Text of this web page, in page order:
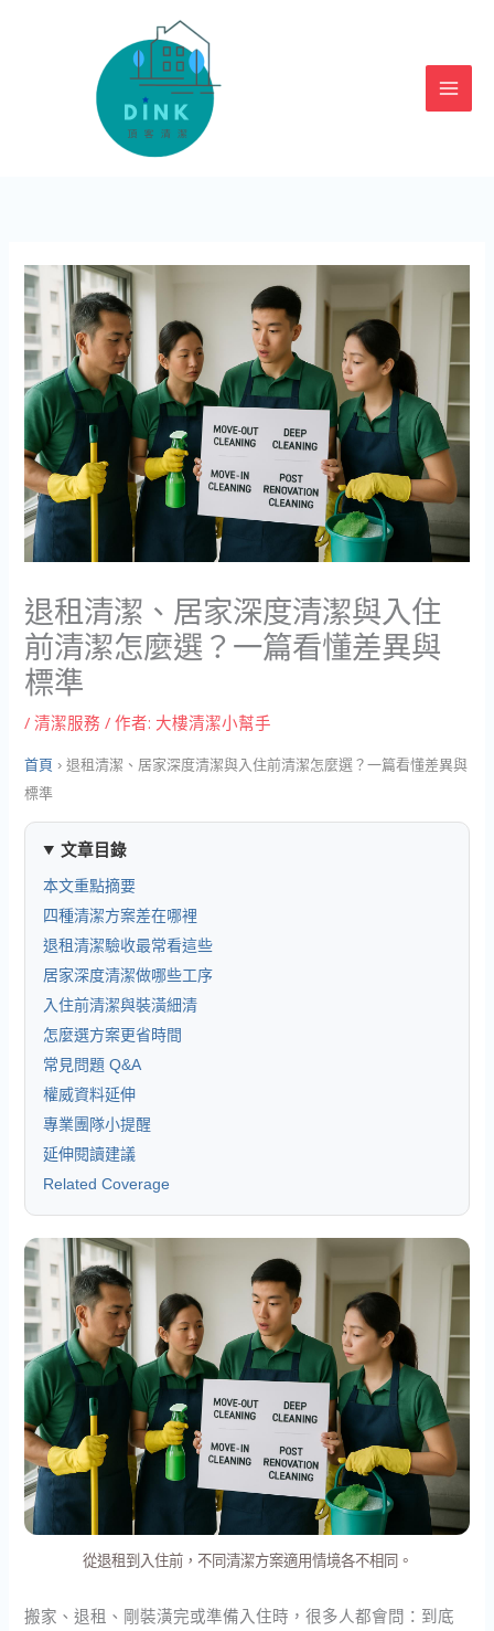
退租清潔、居家深度清潔與入住
前清潔怎麼選？一篇看懂差異與
標準
/清潔服務 / 作者: 大樓清潔小幫手
首頁 ›退租清潔、居家深度清潔與入住前清潔怎麼選？一篇看懂差異與
標準
文章目錄
本文重點摘要
四種清潔方案差在哪裡
退租清潔驗收最常看這些
居家深度清潔做哪些工序
入住前清潔與裝潢細清
怎麼選方案更省時間
常見問題 Q&A
權威資料延伸
專業團隊小提醒
延伸閱讀建議
Related Coverage
從退租到入住前，不同清潔方案適用情境各不相同。
搬家、退租、剛裝潢完或準備入住時，很多人都會問：到底